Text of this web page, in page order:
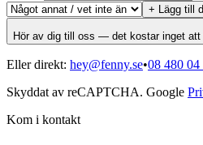
+ Lägg till
Hör av dig till oss — det kostar inget att
Eller direkt: hey@fenny.se•08 480 04
Skyddat av reCAPTCHA. Google
Kom i kontakt